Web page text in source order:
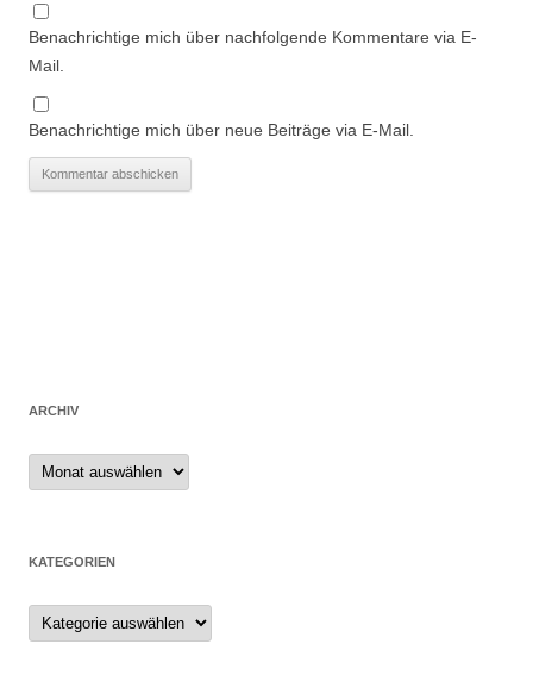
Benachrichtige mich über nachfolgende Kommentare via E-
Mail.
Benachrichtige mich über neue Beiträge via E-Mail.
ARCHIV
Archiv
KATEGORIEN
Kategorien